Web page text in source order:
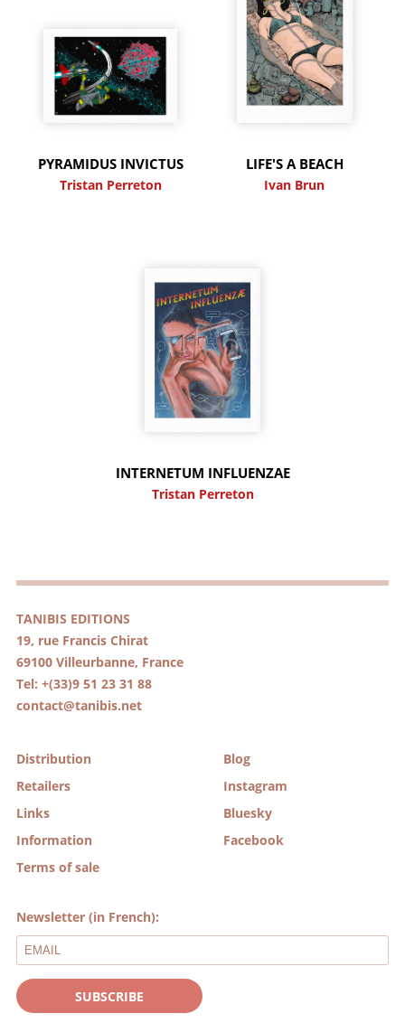
PYRAMIDUS INVICTUS
Tristan Perreton
LIFE'S A BEACH
Ivan Brun
INTERNETUM INFLUENZAE
Tristan Perreton
TANIBIS EDITIONS
19, rue Francis Chirat
69100 Villeurbanne, France
Tel: +(33)9 51 23 31 88
contact@tanibis.net
Distribution
Retailers
Links
Information
Terms of sale
Blog
Instagram
Bluesky
Facebook
Newsletter (in French):
SUBSCRIBE